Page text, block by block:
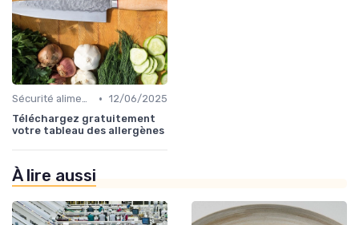
Sécurité alimentaire • 12/06/2025
Téléchargez gratuitement
votre tableau des allergènes
À lire aussi